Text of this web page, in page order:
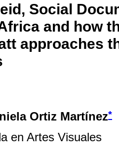
Social
and how
approaches
Ortiz Martínez*
en Artes Visuales